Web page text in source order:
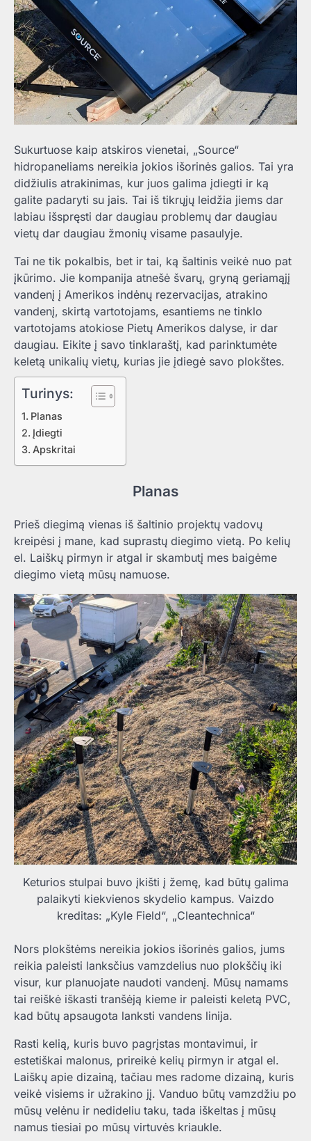
Sukurtuose kaip atskiros vienetai, „Source“
hidropaneliams nereikia jokios išorinės galios. Tai yra
didžiulis atrakinimas, kur juos galima įdiegti ir ką
galite padaryti su jais. Tai iš tikrųjų leidžia jiems dar
labiau išspręsti dar daugiau problemų dar daugiau
vietų dar daugiau žmonių visame pasaulyje.
Tai ne tik pokalbis, bet ir tai, ką šaltinis veikė nuo pat
įkūrimo. Jie kompanija atnešė švarų, gryną geriamąjį
vandenį į Amerikos indėnų rezervacijas, atrakino
vandenį, skirtą vartotojams, esantiems ne tinklo
vartotojams atokiose Pietų Amerikos dalyse, ir dar
daugiau. Eikite į savo tinklaraštį, kad parinktumėte
keletą unikalių vietų, kurias jie įdiegė savo plokštes.
Turinys:
Planas
Įdiegti
Apskritai
Planas
Prieš diegimą vienas iš šaltinio projektų vadovų
kreipėsi į mane, kad suprastų diegimo vietą. Po kelių
el. Laiškų pirmyn ir atgal ir skambutį mes baigėme
diegimo vietą mūsų namuose.
Keturios stulpai buvo įkišti į žemę, kad būtų galima
palaikyti kiekvienos skydelio kampus. Vaizdo
kreditas: „Kyle Field“, „Cleantechnica“
Nors plokštėms nereikia jokios išorinės galios, jums
reikia paleisti lanksčius vamzdelius nuo plokščių iki
visur, kur planuojate naudoti vandenį. Mūsų namams
tai reiškė iškasti tranšėją kieme ir paleisti keletą PVC,
kad būtų apsaugota lanksti vandens linija.
Rasti kelią, kuris buvo pagrįstas montavimui, ir
estetiškai malonus, prireikė kelių pirmyn ir atgal el.
Laiškų apie dizainą, tačiau mes radome dizainą, kuris
veikė visiems ir užrakino jį. Vanduo būtų vamzdžiu po
mūsų velėnu ir nedideliu taku, tada iškeltas į mūsų
namus tiesiai po mūsų virtuvės kriaukle.